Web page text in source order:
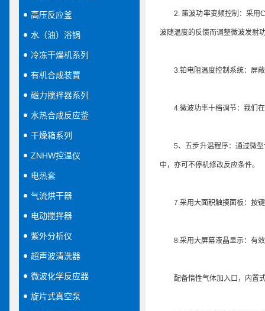
高压反应釜
水（油）浴锅
冷冻干燥机系列
有机合成装置
磁力搅拌器系列
水热合成反应釜
干燥箱系列
ZNHW控温仪
电热套
气流烘干器
电动搅拌器
紫外分析仪
超声波清洗器
微波化学反应器
旋片式真空泵
2. 策波功率变频控制：采用
波随温度的反馈而调整微波发射
3.铂电阻温度控制系统：屏蔽
4.微波功率十档调节：我们在
5、五步升温程序：通过微型
中，亦可不停机修改反应条件。
7.采用大面积触摸面板：按键
8.采用大屏幕液晶显示：有效
配备惰性气体加入口，内置式